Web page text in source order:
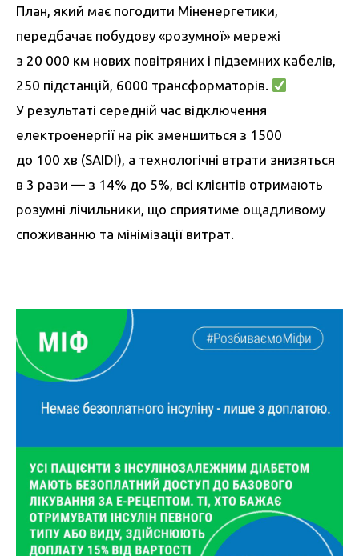
План, який має погодити Міненергетики,
передбачає побудову «розумної» мережі
з 20 000 км нових повітряних і підземних кабелів,
250 підстанцій, 6000 трансформаторів.
У результаті середній час відключення
електроенергії на рік зменшиться з 1500
до 100 хв (SAIDI), а технологічні втрати знизяться
в 3 рази — з 14% до 5%, всі клієнтів отримають
розумні лічильники, що сприятиме ощадливому
споживанню та мінімізації витрат.